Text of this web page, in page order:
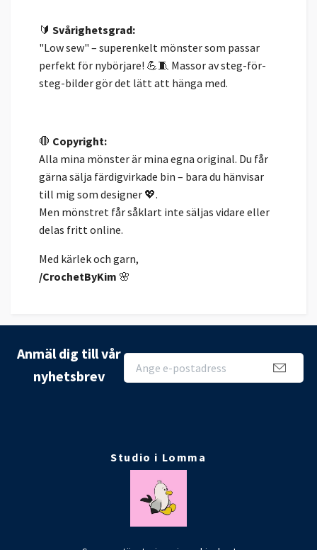
🔰 Svårighetsgrad:
"Low sew" – superenkelt mönster som passar
perfekt för nybörjare! 💪🧵 Massor av steg-för-
steg-bilder gör det lätt att hänga med.
🛑 Copyright:
Alla mina mönster är mina egna original. Du får
gärna sälja färdigvirkade bin – bara du hänvisar
till mig som designer 💖.
Men mönstret får såklart inte säljas vidare eller
delas fritt online.
Med kärlek och garn,
/CrochetByKim 🌸
Anmäl dig till vår
nyhetsbrev
Studio i Lomma